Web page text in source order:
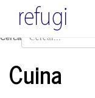
Cerca
Cuina